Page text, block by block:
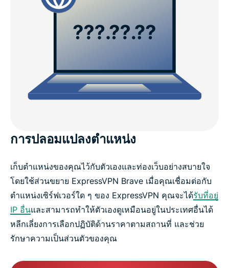
การปลอมแปลงตำแหน่ง
เก็บตำแหน่งของคุณไว้กับตัวเองและท่องเว็บอย่างสบายใจ
โดยใช้ส่วนขยาย ExpressVPN Brave เมื่อคุณเชื่อมต่อกับ
ตำแหน่งเซิร์ฟเวอร์ใด ๆ ของ ExpressVPN คุณจะได้รับที่อยู่
IP อื่นและสามารถทำให้ตัวเองดูเหมือนอยู่ในประเทศอื่นได้
หลีกเลี่ยงการเลือกปฏิบัติด้านราคาตามสถานที่ และช่วย
รักษาความเป็นส่วนตัวของคุณ